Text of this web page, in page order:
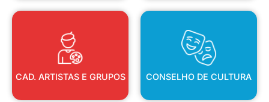
CAD. ARTISTAS E GRUPOS
CAD. ARTISTAS E GRUPOS
CONSELHO DE CULTURA
CONSELHO DE CULTURA